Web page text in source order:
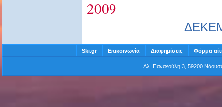
2009
Ski.gr Επικοινωνία Διαφημίσεις Φόρμα
Αλ. Παναγούλη 3, 59200